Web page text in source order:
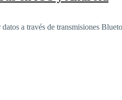
a través de transmisiones